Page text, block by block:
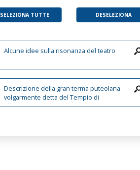
SELEZIONA TUTTE DESELEZIONA
Alcune idee sulla risonanza del teatro
Descrizione della gran terma puteolana
volgarmente detta del Tempio di
Serapide